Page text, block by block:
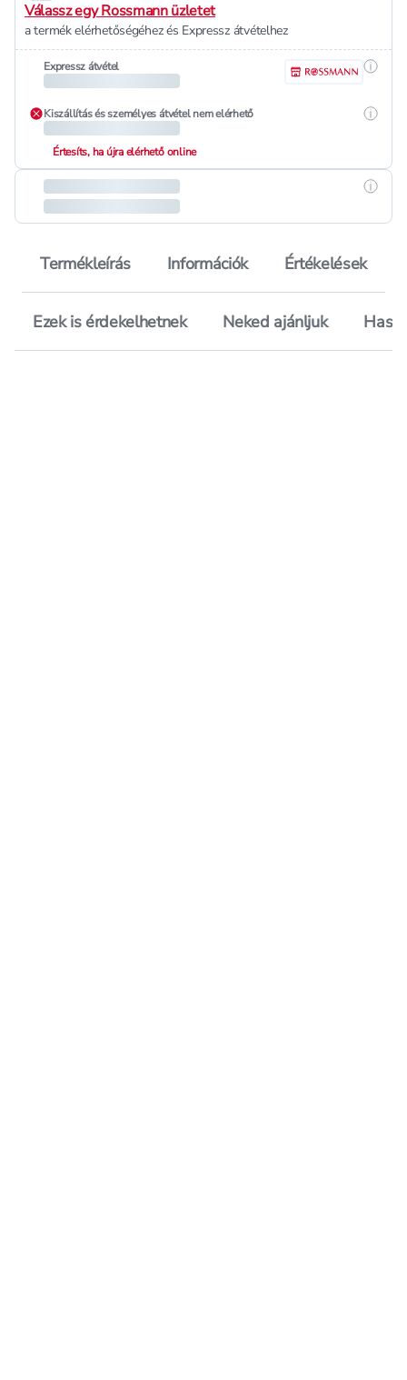
Válassz egy Rossmann üzletet
a termék elérhetőségéhez és Expressz átvételhez
Expressz átvétel
Kiszállítás és személyes átvétel nem elérhető
Értesíts, ha újra elérhető online
Termékleírás Információk Értékelések
Ezek is érdekelhetnek Neked ajánljuk